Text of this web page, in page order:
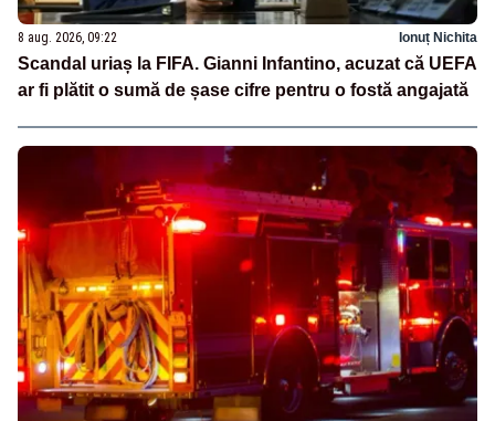
8 aug. 2026, 09:22 Ionuț Nichita
Scandal uriaș la FIFA. Gianni Infantino, acuzat că UEFA
ar fi plătit o sumă de șase cifre pentru o fostă angajată